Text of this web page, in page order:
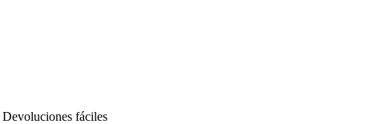
Devoluciones fáciles